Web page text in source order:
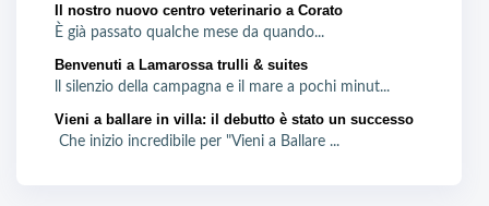
Il nostro nuovo centro veterinario a Corato
È già passato qualche mese da quando...
Benvenuti a Lamarossa trulli & suites
ll silenzio della campagna e il mare a pochi minut...
Vieni a ballare in villa: il debutto è stato un successo
Che inizio incredibile per "Vieni a Ballare ...